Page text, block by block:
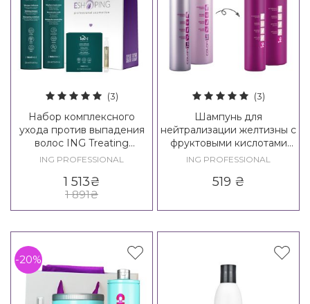
(3)
Набор комплексного
ухода против выпадения
волос ING Treating
Vitalizing Kit
ING PROFESSIONAL
1 513₴
1 891₴
(3)
Шампунь для
нейтрализации желтизны с
фруктовыми кислотами
ING Coloring Anti-Yellow
ING PROFESSIONAL
519 ₴
-20%